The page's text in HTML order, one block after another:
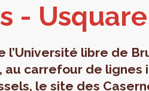
- Usquare
libre de
au carrefour de
le site des